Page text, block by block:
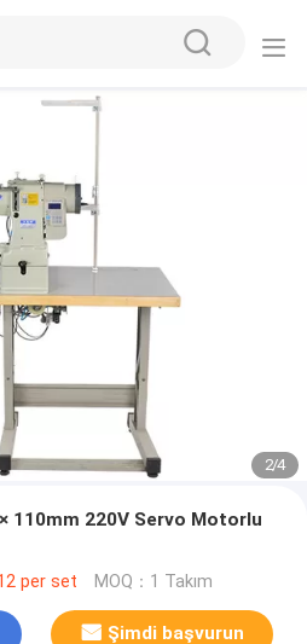
2/4
110mm 220V Servo Motorlu
per set MOQ：1 Takım
Şimdi başvurun